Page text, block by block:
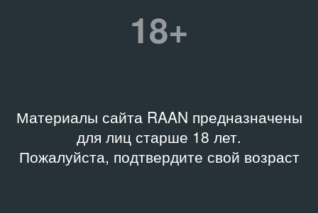
18+
Материалы сайта RAAN предназначены
для лиц старше 18 лет.
Пожалуйста, подтвердите свой возраст